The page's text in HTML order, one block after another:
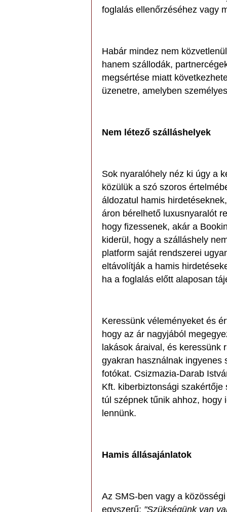
foglalás ellenőrzéséhez vagy
Habár mindez nem
hanem szállodák,
megsértése miatt
üzenetre, amelyben
Nem létező szálláshelyek
Sok nyaralóhely néz ki úgy a
közülük a szó szoros
áldozatul hamis
áron bérelhető luxusnyaralót
hogy fizessenek, akár a
kiderül, hogy a szálláshely
platform saját rendszerei
eltávolítják a hamis
ha a foglalás előtt alaposan
Keressünk véleményeket és
hogy az ár nagyjából
lakások áraival, és keressünk
gyakran használnak ingyenes
fotókat. Csizmazia-Darab
Kft. kiberbiztonsági
túl szépnek tűnik ahhoz, hogy
lennünk.
Hamis állásajánlatok
Az SMS-ben vagy a
egyszerű: "Szükségünk van